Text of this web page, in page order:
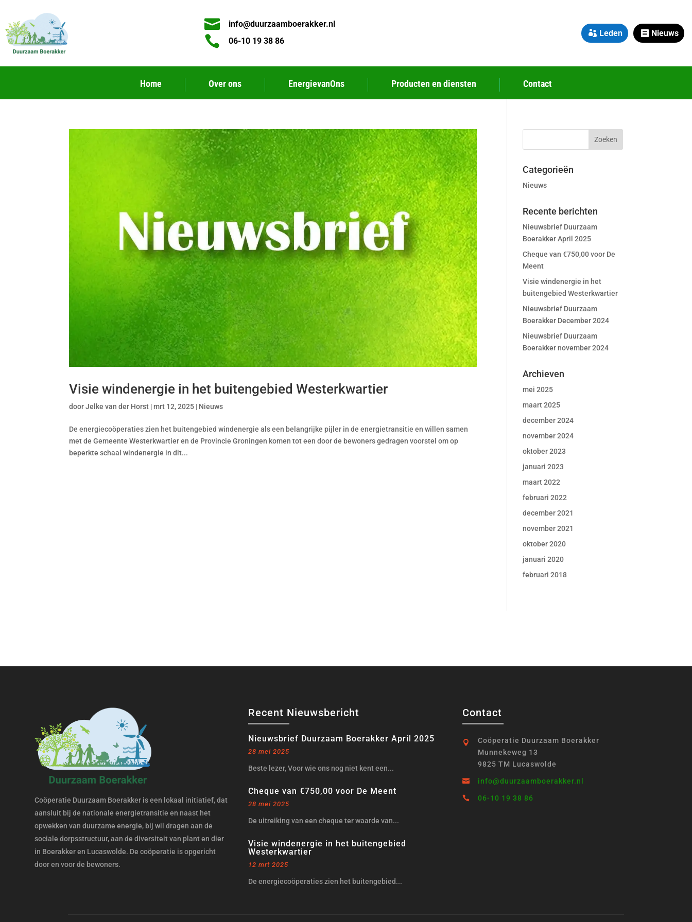
 info@duurzaamboerakker.nl
 06-10 19 38 86
Leden Nieuws
Home Over ons EnergievanOns Producten en diensten Contact
Visie windenergie in het buitengebied Westerkwartier
doorJelke van der Horst |mrt 12, 2025 | Nieuws
De energiecoöperaties zien het buitengebied windenergie als een belangrijke pijler in de energietransitie en willen samen
met de Gemeente Westerkwartier en de Provincie Groningen komen tot een door de bewoners gedragen voorstel om op
beperkte schaal windenergie in dit...
Categorieën
Nieuws
Recente berichten
Nieuwsbrief Duurzaam
Boerakker April 2025
Cheque van €750,00 voor De
Meent
Visie windenergie in het
buitengebied Westerkwartier
Nieuwsbrief Duurzaam
Boerakker December 2024
Nieuwsbrief Duurzaam
Boerakker november 2024
Archieven
mei 2025
maart 2025
december 2024
november 2024
oktober 2023
januari 2023
maart 2022
februari 2022
december 2021
november 2021
oktober 2020
januari 2020
februari 2018
Coöperatie Duurzaam Boerakker is een lokaal initiatief, dat
aansluit bij de nationale energietransitie en naast het
opwekken van duurzame energie, bij wil dragen aan de
sociale dorpsstructuur, aan de diversiteit van plant en dier
in Boerakker en Lucaswolde. De coöperatie is opgericht
door en voor de bewoners.
Recent Nieuwsbericht
Nieuwsbrief Duurzaam Boerakker April 2025
28 mei 2025
Beste lezer, Voor wie ons nog niet kent een...
Cheque van €750,00 voor De Meent
28 mei 2025
De uitreiking van een cheque ter waarde van...
Visie windenergie in het buitengebied
Westerkwartier
12 mrt 2025
De energiecoöperaties zien het buitengebied...
Contact

Coöperatie Duurzaam Boerakker
Munnekeweg 13
9825 TM Lucaswolde
 info@duurzaamboerakker.nl
 06-10 19 38 86